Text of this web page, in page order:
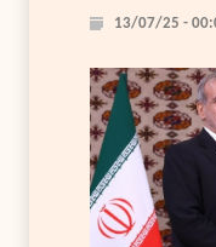
13/07/25 -